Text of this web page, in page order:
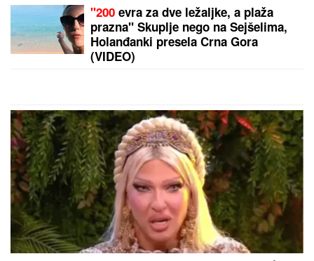
"NJU TREBA LEČITI"
otkrila sve o njihovom odnosu